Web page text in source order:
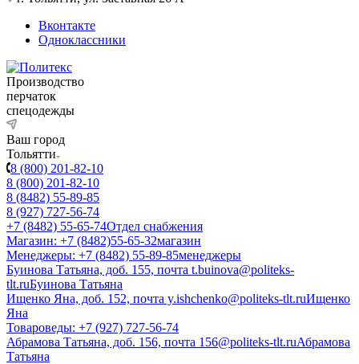
Вконтакте
Одноклассники
Производство
перчаток
спецодежды
Ваш город
Тольятти
8 (800) 201-82-10
8 (800) 201-82-10
8 (8482) 55-89-85
8 (927) 727-56-74
+7 (8482) 55-65-74Отдел снабжения
Магазин: +7 (8482)55-65-32магазин
Менеджеры: +7 (8482) 55-89-85менеджеры
Буинова Татьяна, доб. 155, почта t.buinova@politeks-
tlt.ruБуинова Татьяна
Ищенко Яна, доб. 152, почта y.ishchenko@politeks-tlt.ruИщенко
Яна
Товароведы: +7 (927) 727-56-74
Абрамова Татьяна, доб. 156, почта 156@politeks-tlt.ruАбрамова
Татьяна